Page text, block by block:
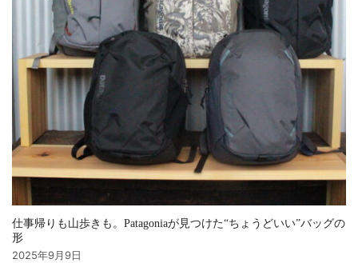
仕事帰りも山歩きも。Patagoniaが見つけた“ちょうどいい”バッグの
形
2025年9月9日